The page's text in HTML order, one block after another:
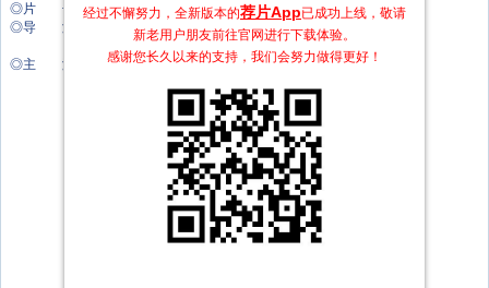
◎片 长 45分钟
◎导 演 乔纳森·莱文
安东尼·拜恩
◎主 演 妮可·基德曼
穆雷·巴特利特
西尔维纳·布克包尔
卢卡斯·英格兰德
经过不懈努力，全新版本的荐片App已成功上线，敬请
新老用户朋友前往官网进行下载体验。
感谢您长久以来的支持，我们会努力做得更好！